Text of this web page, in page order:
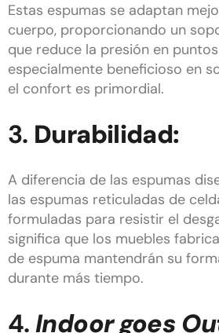
Estas espumas se adaptan
cuerpo, proporcionando un
que reduce la presión en
especialmente beneficioso en
el confort es primordial.
3. Durabilidad:
A diferencia de las espumas
las espumas reticuladas de
formuladas para resistir el
significa que los muebles
de espuma mantendrán su
durante más tiempo.
4.Indoor goes